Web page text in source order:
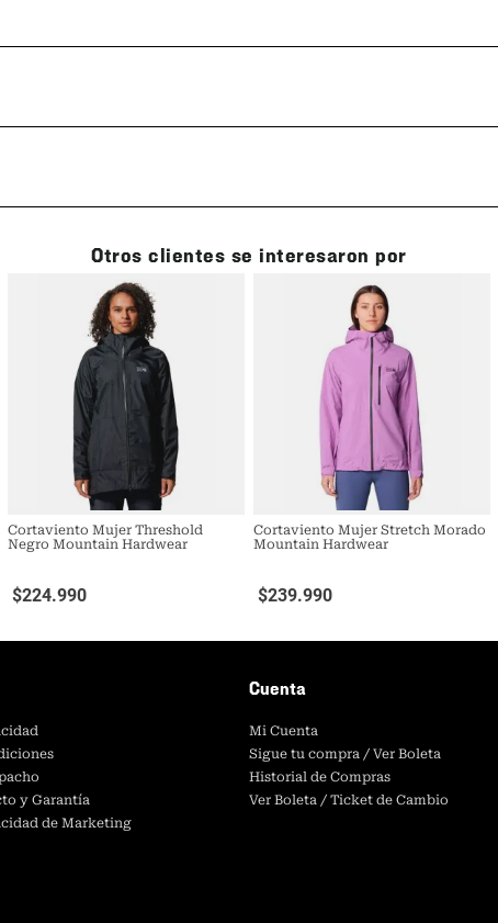
Otros clientes se interesaron por
Cortaviento Mujer Threshold
Negro Mountain Hardwear
$224.990
Cortaviento Mujer Stretch Morado
Mountain Hardwear
$239.990
y Garantía
de Marketing
Cuenta
Mi Cuenta
Sigue tu compra / Ver Boleta
Historial de Compras
Ver Boleta / Ticket de Cambio